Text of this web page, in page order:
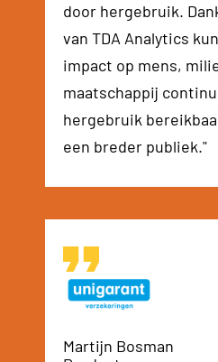
door hergebruik.
van TDA Analytics
impact op mens,
maatschappij
hergebruik
een breder publiek."
Martijn Bosman